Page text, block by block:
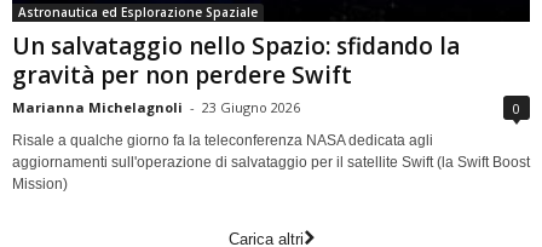
Astronautica ed Esplorazione Spaziale
Un salvataggio nello Spazio: sfidando la
gravità per non perdere Swift
Marianna Michelagnoli - 23 Giugno 2026 0
Risale a qualche giorno fa la teleconferenza NASA dedicata agli
aggiornamenti sull'operazione di salvataggio per il satellite Swift (la Swift Boost
Mission)
Carica altri